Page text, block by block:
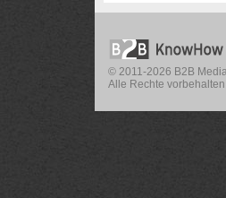
© 2011-2026 B2B
Alle Rechte vorbehalten.